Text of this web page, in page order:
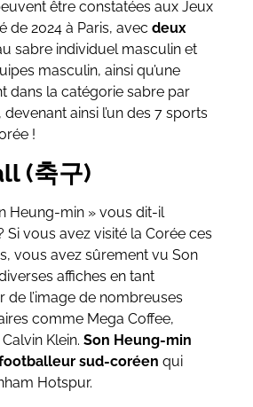
être constatées aux Jeux
de 2024 à Paris, avec deux
sabre individuel masculin et
masculin, ainsi qu’une
dans la catégorie sabre par
ainsi l’un des 7 sports
!
(축구)
Heung-min » vous dit-il
Si vous avez visité la Corée ces
vous avez sûrement vu Son
affiches en tant
de l’image de nombreuses
comme Mega Coffee,
Klein. Son Heung-min
sud-coréen qui
Hotspur.